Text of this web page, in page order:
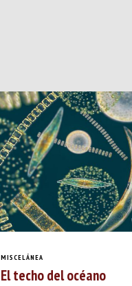
MISCELÁNEA
El techo del océano